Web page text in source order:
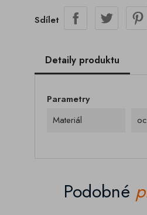
Sdílet
Detaily produktu
Parametry
Materiál
Podobné